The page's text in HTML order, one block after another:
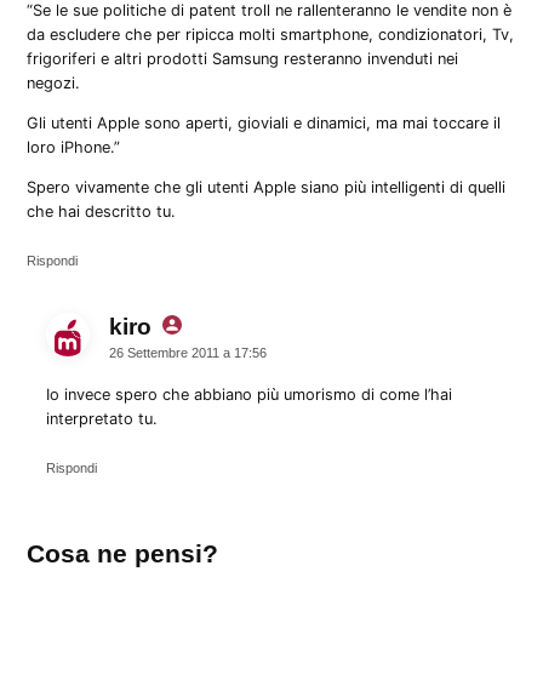
“Se le sue politiche di patent troll ne rallenteranno le vendite non è
da escludere che per ripicca molti smartphone, condizionatori, Tv,
frigoriferi e altri prodotti Samsung resteranno invenduti nei
negozi.
Gli utenti Apple sono aperti, gioviali e dinamici, ma mai toccare il
loro iPhone.”
Spero vivamente che gli utenti Apple siano più intelligenti di quelli
che hai descritto tu.
Rispondi
kiro dice:
26 Settembre 2011 a 17:56
Io invece spero che abbiano più umorismo di come l’hai
interpretato tu.
Rispondi
un
Cosa ne pensi?